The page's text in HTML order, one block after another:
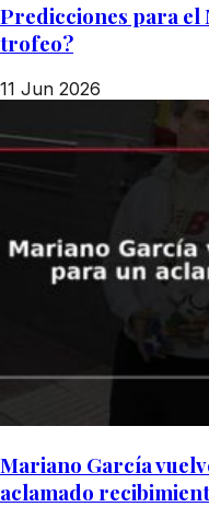
Predicciones para el
trofeo?
11 Jun 2026
Mariano García
aclamado